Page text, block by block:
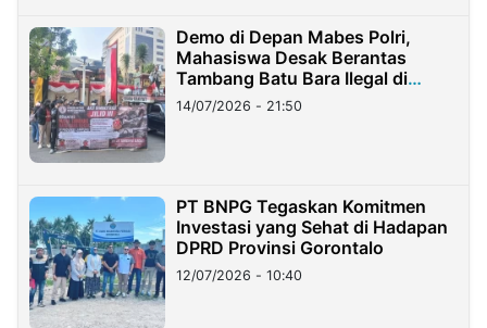
Demo di Depan Mabes Polri,
Mahasiswa Desak Berantas
Tambang Batu Bara Ilegal di
Lampung
14/07/2026 - 21:50
PT BNPG Tegaskan Komitmen
Investasi yang Sehat di Hadapan
DPRD Provinsi Gorontalo
12/07/2026 - 10:40